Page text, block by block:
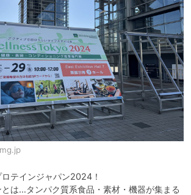
テインジャパン2024！
は…タンパク質系食品・素材・機器が集まる